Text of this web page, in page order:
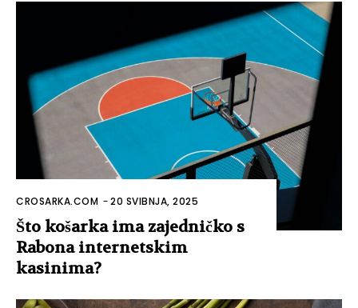
CROSARKA.COM -20 SVIBNJA, 2025
Što košarka ima zajedničko s
Rabona internetskim
kasinima?